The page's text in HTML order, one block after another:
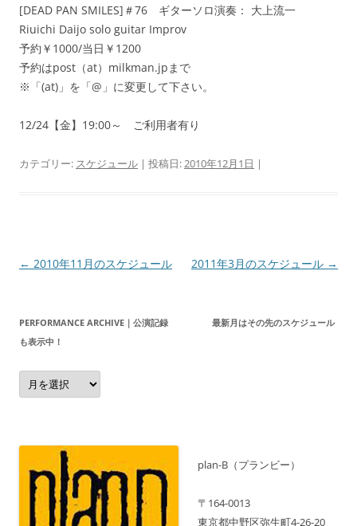
[DEAD PAN SMILES]＃76 ギターソロ演奏： 大上流一
Riuichi Daijo solo guitar Improv
予約￥1000/当日￥1200
予約はpost（at）milkman.jpまで
※「(at)」を「@」に変更して下さい。
12/24【金】19:00～ ご利用者有り
カテゴリー: スケジュール | 投稿日:2010年12月1日 |
投
ビ
ー
シ
ン
← 2010年11月のスケジュール 2011年3月のスケジュール →
PERFORMANCE ARCHIVE｜公演記録 最新月はその先のスケジュール
も表示中！
Performance
Archive
｜
録
月
先
plan-B（プランビー）
〒164-0013
東京都中野区弥生町4-26-20